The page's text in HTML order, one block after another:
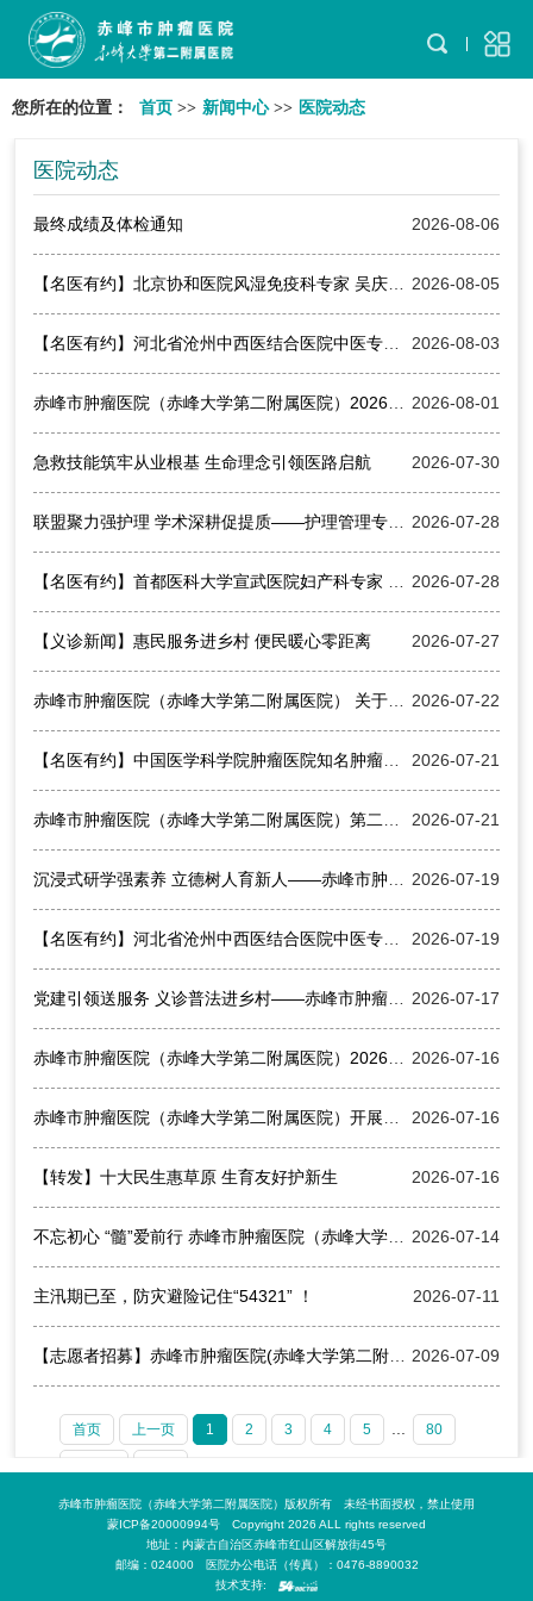
您所在的位置： 首页 >> 新闻中心>> 医院动态
医院动态
2026-08-06
最终成绩及体检通知
2026-08-05
【名医有约】北京协和医院风湿免疫科专家 吴庆军 教授来院出诊
2026-08-03
【名医有约】河北省沧州中西医结合医院中医专家 王玺 来院出诊，请预约就诊！
2026-08-01
赤峰市肿瘤医院（赤峰大学第二附属医院）2026年公开招聘控制数人员笔试成绩及资格复审通知
2026-07-30
急救技能筑牢从业根基 生命理念引领医路启航
2026-07-28
联盟聚力强护理 学术深耕促提质——护理管理专科联盟启动暨护理学科建设学术交流会圆满落幕
2026-07-28
【名医有约】首都医科大学宣武医院妇产科专家 王世军 教授来院出诊及手术指导，请预约就诊！
2026-07-27
【义诊新闻】惠民服务进乡村 便民暖心零距离
2026-07-22
赤峰市肿瘤医院（赤峰大学第二附属医院） 关于2026年度公开招聘控制数人员专业及学历的补充公告
2026-07-21
【名医有约】中国医学科学院肿瘤医院知名肿瘤内科专家来院会诊，请预约就诊
2026-07-21
赤峰市肿瘤医院（赤峰大学第二附属医院）第二批护理实习生岗前培训圆满收官
2026-07-19
沉浸式研学强素养 立德树人育新人——赤峰市肿瘤医院（赤峰大学第二附属医院）开展医学生研学实践活动
2026-07-19
【名医有约】河北省沧州中西医结合医院中医专家史福敏来院出诊，请预约就诊！
2026-07-17
党建引领送服务 义诊普法进乡村——赤峰市肿瘤医院（赤峰大学第二附属医院）开展“基层服务行”科普门诊下乡活动
2026-07-16
赤峰市肿瘤医院（赤峰大学第二附属医院）2026年度公开招聘控制数人员招聘公告
2026-07-16
赤峰市肿瘤医院（赤峰大学第二附属医院）开展夜间安全生产突击检查 筑牢安全防线
2026-07-16
【转发】十大民生惠草原 生育友好护新生
2026-07-14
不忘初心 “髓”爱前行 赤峰市肿瘤医院（赤峰大学第二附属医院）开展造血干细胞捐献科普与血样采集活动
2026-07-11
主汛期已至，防灾避险记住“54321” ！
2026-07-09
【志愿者招募】赤峰市肿瘤医院(赤峰大学第二附属医院)招募志愿者公告
首页 上一页 1 2 3 4 5 80
赤峰市肿瘤医院（赤峰大学第二附属医院）版权所有 未经书面授权，禁止使用
蒙ICP备20000994号 Copyright 2026 ALL rights reserved
地址：内蒙古自治区赤峰市红山区解放街45号
邮编：024000 医院办公电话（传真）：0476-8890032
技术支持: